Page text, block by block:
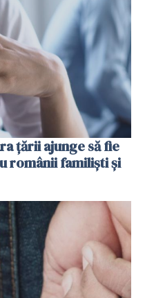
țării ajunge să fie
românii familiști și